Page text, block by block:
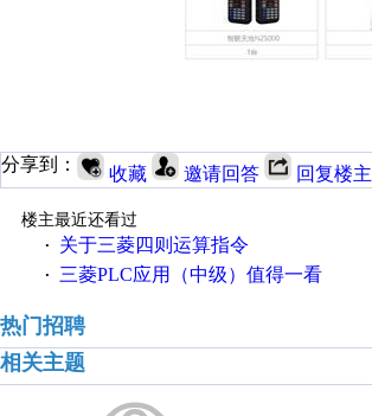
分享到： 收藏 邀请回答 回复楼主
楼主最近还看过
·
关于三菱四则运算指令
· 三菱PLC应用（中级）值得一看
热门招聘
相关主题